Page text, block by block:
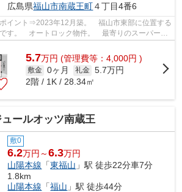
広島県福山市南蔵王町４丁目4番6
イント⇒2023年12月築。 福山市東部に位置する
す。 オートロック物件。 最寄りのスーパーま
分のところに...
5.7万円 (管理費等：4,000円 )
敷金 0ヶ月 礼金 5.7万円
2階 / 1K / 28.34㎡
ュールオッツ南蔵王
敷0
6.2万円～6.3万円
山陽本線 「東福山 」駅 徒歩22分車7分
1.8km
山陽本線 「福山 」駅 徒歩44分